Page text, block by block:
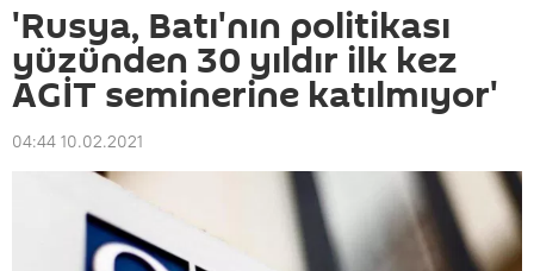
'Rusya, Batı'nın politikası
yüzünden 30 yıldır ilk kez
AGİT seminerine katılmıyor'
04:44 10.02.2021